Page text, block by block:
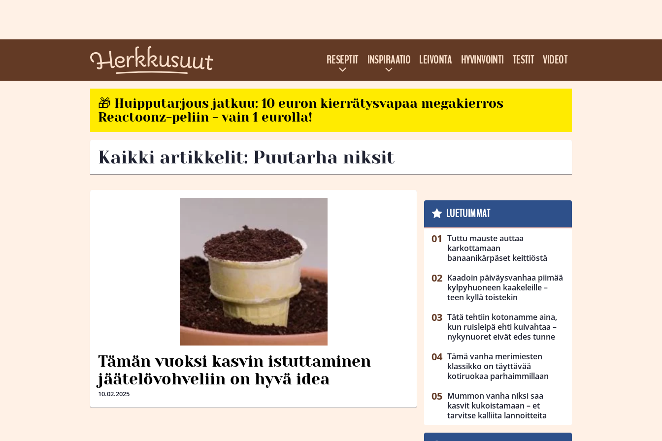
RESEPTIT INSPIRAATIO LEIVONTA HYVINVOINTI TESTIT VIDEOT
🎁 Huipputarjous jatkuu: 10 euron kierrätysvapaa megakierros
Reactoonz-peliin - vain 1 eurolla!
Kaikki artikkelit: Puutarha niksit
Tämän vuoksi kasvin istuttaminen
jäätelövohveliin on hyvä idea
10.02.2025
LUETUIMMAT
Tuttu mauste auttaa
karkottamaan
banaanikärpäset keittiöstä
Kaadoin päiväysvanhaa piimää
kylpyhuoneen kaakeleille –
teen kyllä toistekin
Tätä tehtiin kotonamme aina,
kun ruisleipä ehti kuivahtaa –
nykynuoret eivät edes tunne
Tämä vanha merimiesten
klassikko on täyttävää
kotiruokaa parhaimmillaan
Mummon vanha niksi saa
kasvit kukoistamaan – et
tarvitse kalliita lannoitteita